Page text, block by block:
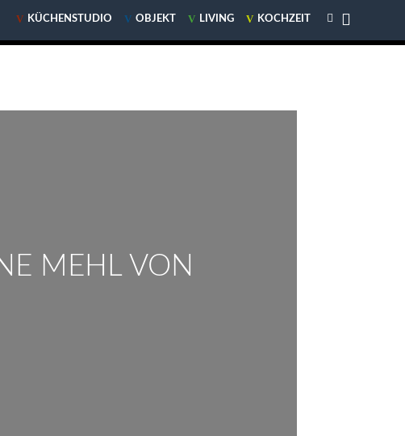
V KÜCHENSTUDIO V OBJEKT V LIVING V KOCHZEIT 
MEHL VON
V KÜCHENSTUDIO V OBJEKT V LIVING V KOCHZEIT 